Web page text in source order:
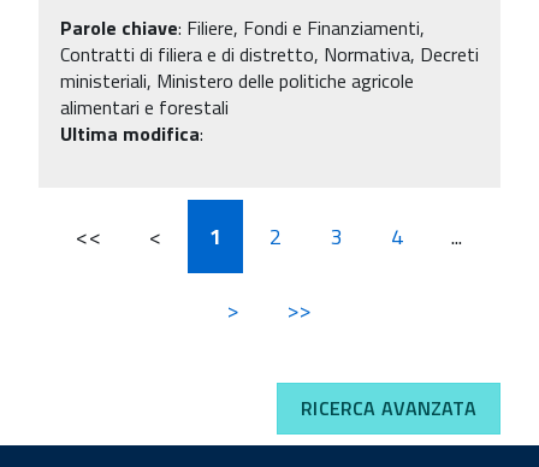
Parole chiave: Filiere, Fondi e Finanziamenti,
Contratti di filiera e di distretto, Normativa, Decreti
ministeriali, Ministero delle politiche agricole
alimentari e forestali
Ultima modifica:
<< < 1 2 3 4 ...
> >>
RICERCA AVANZATA